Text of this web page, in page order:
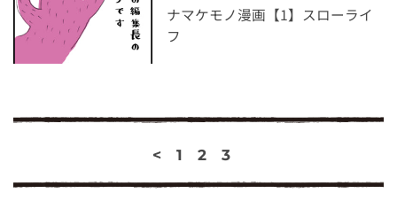
ナマケモノ漫画【1】スローライ
フ
< 1 2 3